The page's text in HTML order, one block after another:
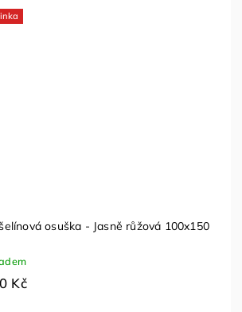
osuška - Jasně růžová 100x150
Kč